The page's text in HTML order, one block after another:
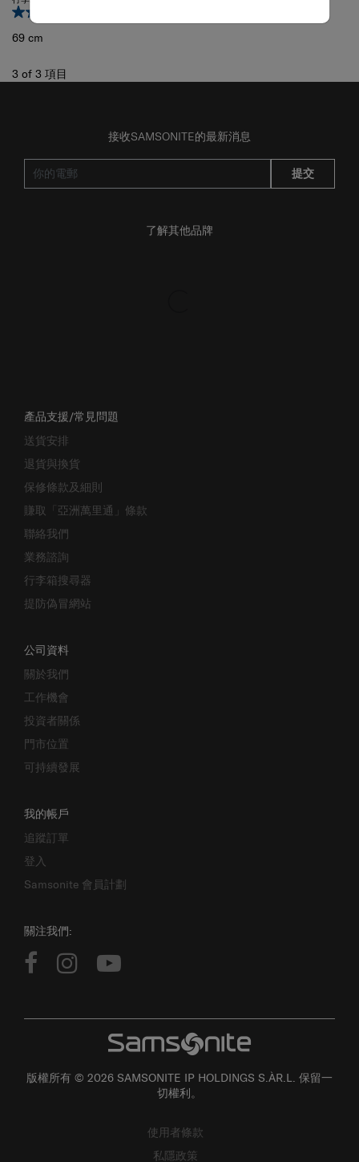
69 cm
3 of 3 項目
接收SAMSONITE的最新消息
提交
了解其他品牌
產品支援/常見問題
送貨安排
退貨與換貨
保修條款及細則
賺取「亞洲萬里通」條款
聯絡我們
業務諮詢
行李箱搜尋器
提防偽冒網站
公司資料
關於我們
工作機會
投資者關係
門市位置
可持續發展
我的帳戶
追蹤訂單
登入
Samsonite 會員計劃
關注我們:
版權所有 © 2026 SAMSONITE IP HOLDINGS S.ÀR.L. 保留一
切權利。
使用者條款
私隱政策